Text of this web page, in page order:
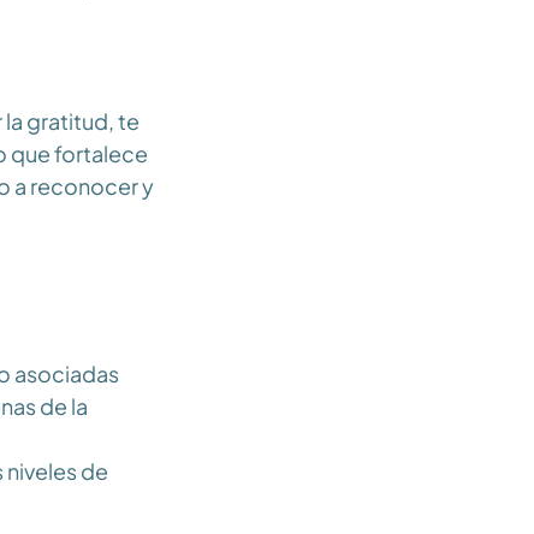
gratitud, te
que fortalece
a reconocer y
asociadas
de la
de